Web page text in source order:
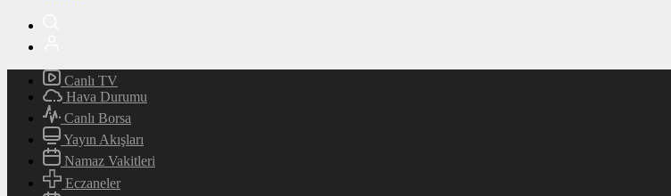
Canlı TV
Hava Durumu
Canlı Borsa
Yayın Akışları
Namaz Vakitleri
Eczaneler